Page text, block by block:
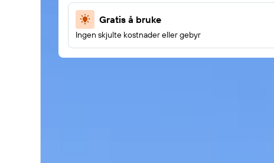
Gratis å bruke
Ingen skjulte kostnader eller gebyr